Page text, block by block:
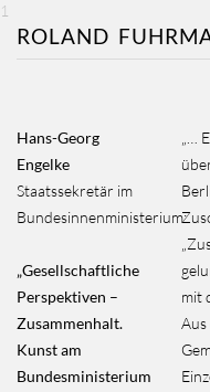
1
ROLAND
Hans-Georg
Engelke
Staatssekretär im
Bundesinnenministerium:
„Gesellschaftliche
Perspektiven –
Zusammenhalt.
Kunst am
Bundesministerium
„…
mit